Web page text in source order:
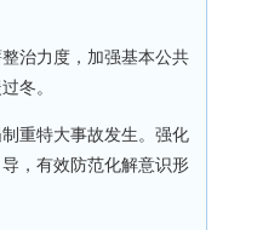
治力度，加强基本公共
冬。
重特大事故发生。强化
，有效防范化解意识形